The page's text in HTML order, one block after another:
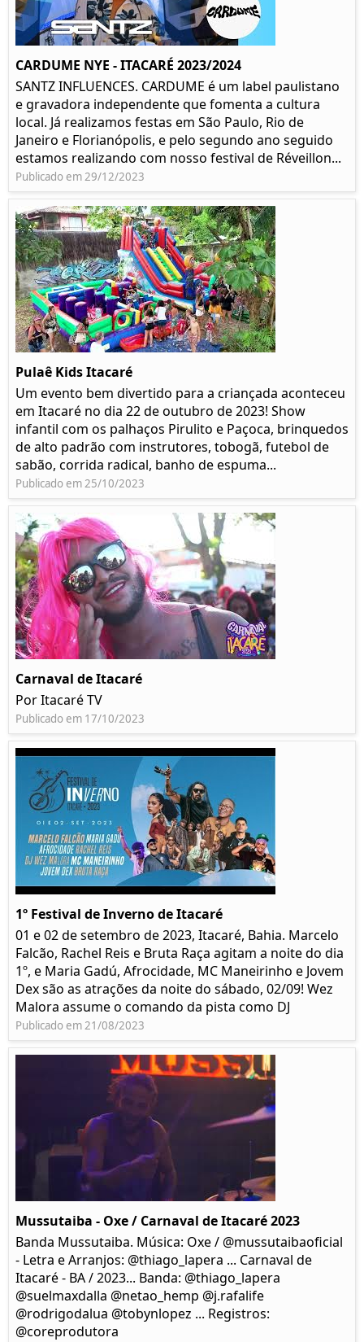
CARDUME NYE - ITACARÉ 2023/2024
SANTZ INFLUENCES. CARDUME é um label paulistano
e gravadora independente que fomenta a cultura
local. Já realizamos festas em São Paulo, Rio de
Janeiro e Florianópolis, e pelo segundo ano seguido
estamos realizando com nosso festival de Réveillon...
Publicado em 29/12/2023
Pulaê Kids Itacaré
Um evento bem divertido para a criançada aconteceu
em Itacaré no dia 22 de outubro de 2023! Show
infantil com os palhaços Pirulito e Paçoca, brinquedos
de alto padrão com instrutores, tobogã, futebol de
sabão, corrida radical, banho de espuma...
Publicado em 25/10/2023
Carnaval de Itacaré
Por Itacaré TV
Publicado em 17/10/2023
1º Festival de Inverno de Itacaré
01 e 02 de setembro de 2023, Itacaré, Bahia. Marcelo
Falcão, Rachel Reis e Bruta Raça agitam a noite do dia
1º, e Maria Gadú, Afrocidade, MC Maneirinho e Jovem
Dex são as atrações da noite do sábado, 02/09! Wez
Malora assume o comando da pista como DJ
Publicado em 21/08/2023
Mussutaiba - Oxe / Carnaval de Itacaré 2023
Banda Mussutaiba. Música: Oxe / @mussutaibaoficial
- Letra e Arranjos: @thiago_lapera ... Carnaval de
Itacaré - BA / 2023... Banda: @thiago_lapera
@suelmaxdalla @netao_hemp @j.rafalife
@rodrigodalua @tobynlopez ... Registros:
@coreprodutora